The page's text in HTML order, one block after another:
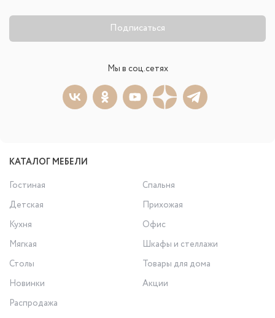
Подписаться
Мы в соц.сетях
КАТАЛОГ МЕБЕЛИ
Гостиная
Спальня
Детская
Прихожая
Кухня
Офис
Мягкая
Шкафы и стеллажи
Столы
Товары для дома
Новинки
Акции
Распродажа